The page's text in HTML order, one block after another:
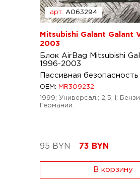
арт. A063294
Mitsubishi Galant Galant
2003
Блок AirBag Mitsubishi
1996-2003
Пассивная безопасность
OEM:
MR309232
1999; Универсал.; 2,5; i;
Германии.
95 BYN 73 BYN
В корзину